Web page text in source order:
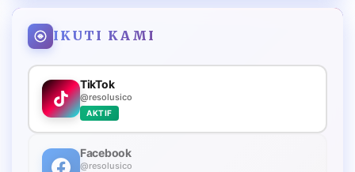
IKUTI KAMI
TikTok
@resolusico
AKTIF
Facebook
@resolusico